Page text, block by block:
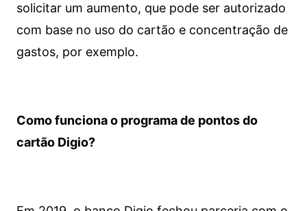
solicitar um aumento, que pode ser autorizado
com base no uso do cartão e concentração de
gastos, por exemplo.
Como funciona o programa de pontos do
cartão Digio?